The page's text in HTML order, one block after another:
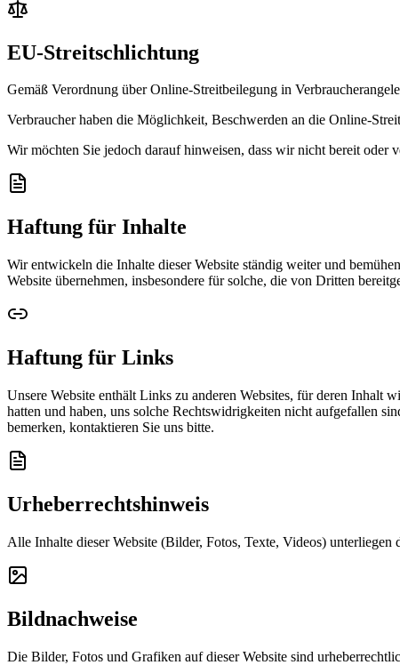
EU-Streitschlichtung
Gemäß Verordnung über Online-Streitbeilegung in
Verbraucher haben die Möglichkeit, Beschwerden an die Online-
Wir möchten Sie jedoch darauf hinweisen, dass wir nicht bereit oder
Haftung für Inhalte
Wir entwickeln die Inhalte dieser Website ständig weiter und
Website übernehmen, insbesondere für solche, die von Dritten
Haftung für Links
Unsere Website enthält Links zu anderen Websites, für deren
hatten und haben, uns solche Rechtswidrigkeiten nicht aufgefallen
bemerken, kontaktieren Sie uns bitte.
Urheberrechtshinweis
Alle Inhalte dieser Website (Bilder, Fotos, Texte, Videos)
Bildnachweise
Die Bilder, Fotos und Grafiken auf dieser Website sind